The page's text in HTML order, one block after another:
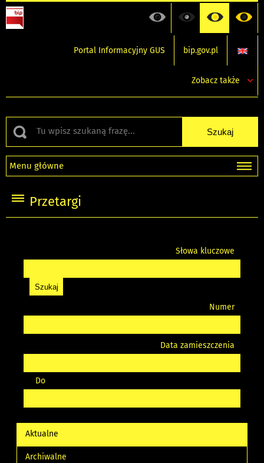
Portal Informacyjny GUS bip.gov.pl
Zobacz także
Menu główne
Przetargi
Słowa kluczowe
Numer
Data zamieszczenia
Do
Aktualne
Archiwalne